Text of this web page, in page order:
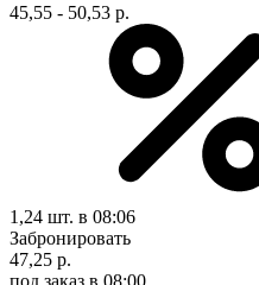
45,55 - 50,53 р.
1,24 шт. в 08:06
Забронировать
47,25 р.
под заказ в 08:00